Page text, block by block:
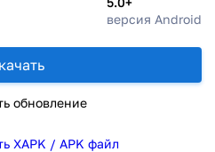
версия Android
обновление
XAPK / APK файл